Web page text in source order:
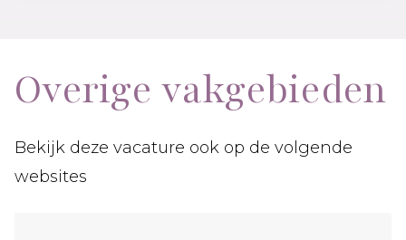
Overige vakgebieden
Bekijk deze vacature ook op de volgende
websites